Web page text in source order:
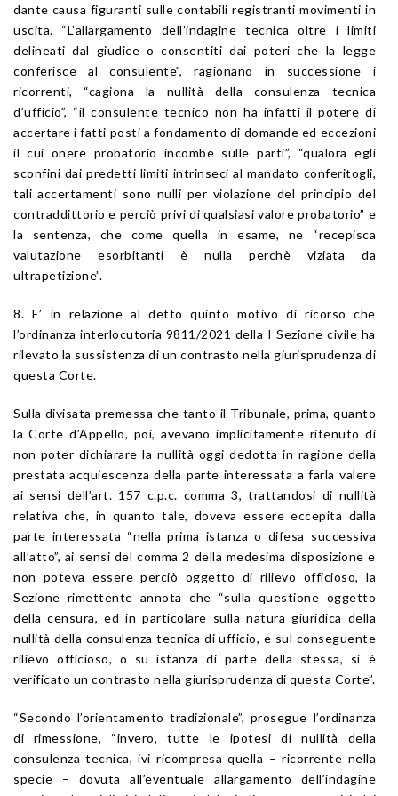
dante causa figuranti sulle contabili registranti movimenti in
uscita. “L’allargamento dell’indagine tecnica oltre i limiti
delineati dal giudice o consentiti dai poteri che la legge
conferisce al consulente”, ragionano in successione i
ricorrenti, “cagiona la nullità della consulenza tecnica
d’ufficio”, “il consulente tecnico non ha infatti il potere di
accertare i fatti posti a fondamento di domande ed eccezioni
il cui onere probatorio incombe sulle parti”, “qualora egli
sconfini dai predetti limiti intrinseci al mandato conferitogli,
tali accertamenti sono nulli per violazione del principio del
contraddittorio e perciò privi di qualsiasi valore probatorio” e
la sentenza, che come quella in esame, ne “recepisca
valutazione esorbitanti è nulla perchè viziata da
ultrapetizione”.
8. E’ in relazione al detto quinto motivo di ricorso che
l’ordinanza interlocutoria 9811/2021 della I Sezione civile ha
rilevato la sussistenza di un contrasto nella giurisprudenza di
questa Corte.
Sulla divisata premessa che tanto il Tribunale, prima, quanto
la Corte d’Appello, poi, avevano implicitamente ritenuto di
non poter dichiarare la nullità oggi dedotta in ragione della
prestata acquiescenza della parte interessata a farla valere
ai sensi dell’art. 157 c.p.c. comma 3, trattandosi di nullità
relativa che, in quanto tale, doveva essere eccepita dalla
parte interessata “nella prima istanza o difesa successiva
all’atto”, ai sensi del comma 2 della medesima disposizione e
non poteva essere perciò oggetto di rilievo officioso, la
Sezione rimettente annota che “sulla questione oggetto
della censura, ed in particolare sulla natura giuridica della
nullità della consulenza tecnica di ufficio, e sul conseguente
rilievo officioso, o su istanza di parte della stessa, si è
verificato un contrasto nella giurisprudenza di questa Corte”.
“Secondo l’orientamento tradizionale”, prosegue l’ordinanza
di rimessione, “invero, tutte le ipotesi di nullità della
consulenza tecnica, ivi ricompresa quella – ricorrente nella
specie – dovuta all’eventuale allargamento dell’indagine